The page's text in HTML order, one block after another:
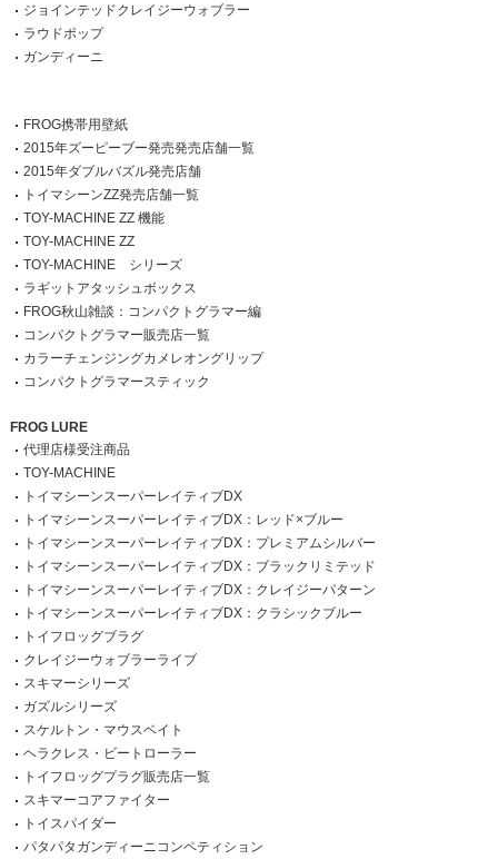
ジョインテッドクレイジーウォブラー
ラウドポップ
ガンディーニ
FROG携帯用壁紙
2015年ズーピーブー発売発売店舗一覧
2015年ダブルバズル発売店舗
トイマシーンZZ発売店舗一覧
TOY-MACHINE ZZ 機能
TOY-MACHINE ZZ
TOY-MACHINE シリーズ
ラギットアタッシュボックス
FROG秋山雑談：コンパクトグラマー編
コンパクトグラマー販売店一覧
カラーチェンジングカメレオングリップ
コンパクトグラマースティック
FROG LURE
代理店様受注商品
TOY-MACHINE
トイマシーンスーパーレイティブDX
トイマシーンスーパーレイティブDX：レッド×ブルー
トイマシーンスーパーレイティブDX：プレミアムシルバー
トイマシーンスーパーレイティブDX：ブラックリミテッド
トイマシーンスーパーレイティブDX：クレイジーパターン
トイマシーンスーパーレイティブDX：クラシックブルー
トイフロッグブラグ
クレイジーウォブラーライブ
スキマーシリーズ
ガズルシリーズ
スケルトン・マウスベイト
ヘラクレス・ビートローラー
トイフロッグプラグ販売店一覧
スキマーコアファイター
トイスパイダー
パタパタガンディーニコンペティション